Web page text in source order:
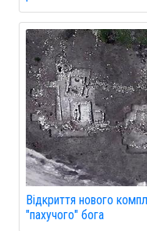
Відкриття нового
"пахучого" бога